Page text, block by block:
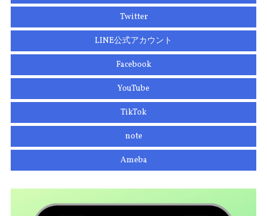
Twitter
LINE公式アカウント
Facebook
YouTube
TikTok
note
Ameba